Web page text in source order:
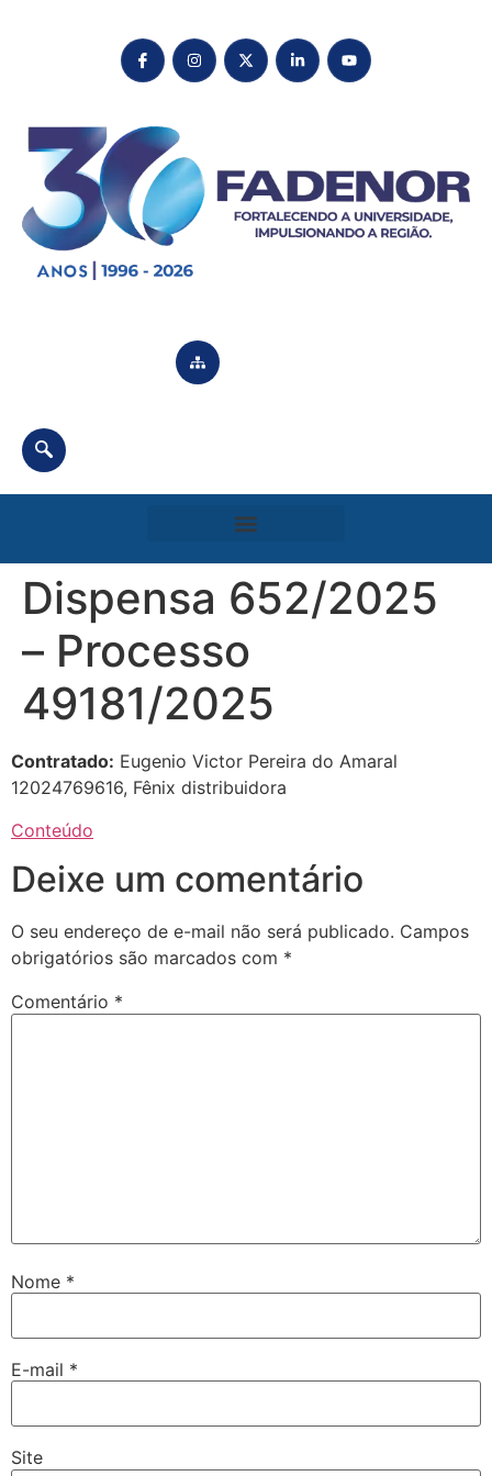
Dispensa 652/2025
– Processo
49181/2025
Contratado: Eugenio Victor Pereira do Amaral
12024769616, Fênix distribuidora
Conteúdo
Deixe um comentário
O seu endereço de e-mail não será publicado. Campos
obrigatórios são marcados com *
Comentário *
Nome *
E-mail *
Site